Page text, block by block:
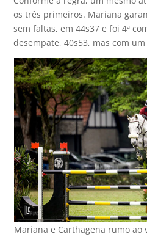
os três primeiros. Mariana
sem faltas, em 44s37 e foi 4ª
desempate, 40s53, mas com
Mariana e Carthagena rumo ao